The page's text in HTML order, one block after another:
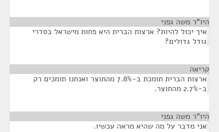
היו"ר משה גפני
איך יכול להיות? ארצות הברית היא פחות מישראל בסדרי
גודל גדולים?
קריאה
ארצות הברית תומכת ב-7.8% מהתוצר ואנחנו תומכים רק
ב-2.7% מהתוצר.
היו"ר משה גפני
אני מדבר על מה שהיא מראה עכשיו.